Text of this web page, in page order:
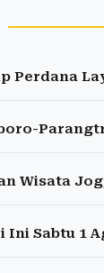
Perdana
Wisata
Ini Sabtu 1